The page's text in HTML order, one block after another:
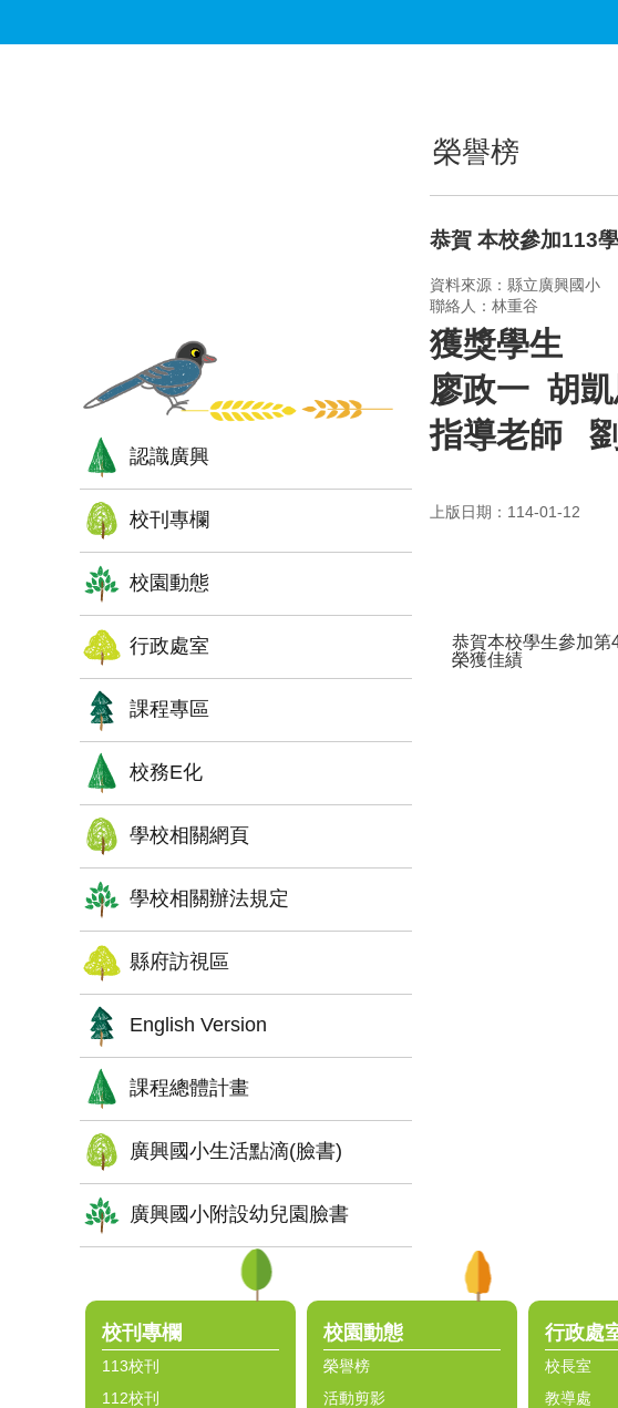
認識廣興
校刊專欄
校園動態
行政處室
課程專區
校務E化
學校相關網頁
學校相關辦法規定
縣府訪視區
English Version
課程總體計畫
廣興國小生活點滴(臉書)
廣興國小附設幼兒園臉書
榮譽榜
恭賀 本校參加113
資料來源：縣立廣興國小
聯絡人：林重谷
獲獎學生
廖政一 胡
指導老師
上版日期：114-01-12
恭賀本校學生參加第
榮獲佳績
校刊專欄
113校刊
112校刊
校園動態
榮譽榜
活動剪影
行政處
校長室
教導處